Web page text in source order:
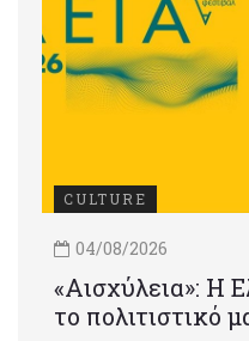
CULTURE
04/08/2026
«Αισχύλεια»: Η
το πολιτιστικό